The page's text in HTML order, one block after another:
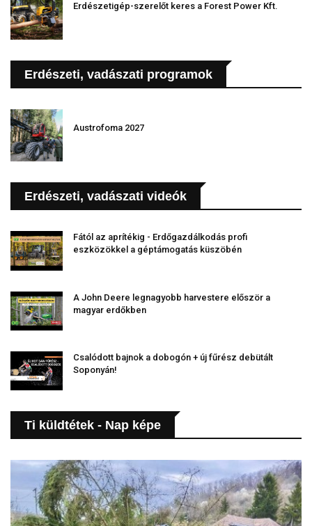
Erdészetigép-szerelőt keres a Forest Power Kft.
Erdészeti, vadászati programok
Austrofoma 2027
Erdészeti, vadászati videók
Fától az aprítékig - Erdőgazdálkodás profi
eszközökkel a géptámogatás küszöbén
A John Deere legnagyobb harvestere először a
magyar erdőkben
Csalódott bajnok a dobogón + új fűrész debütált
Soponyán!
Ti küldtétek - Nap képe